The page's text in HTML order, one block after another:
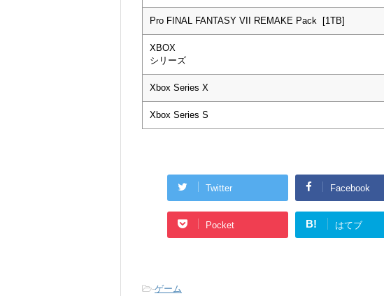
Pro FINAL FANTASY VII REMAKE Pack [1TB]
XBOX
シリーズ
Xbox Series X
Xbox Series S
Twitter Facebook
Pocket B! はてブ
-ゲーム